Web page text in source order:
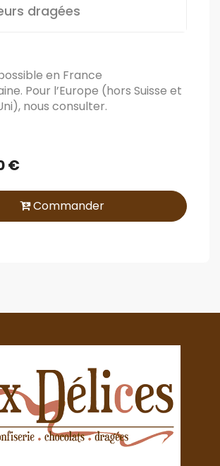
dragées
en France
Pour l’Europe (hors Suisse et
nous consulter.
€
Commander